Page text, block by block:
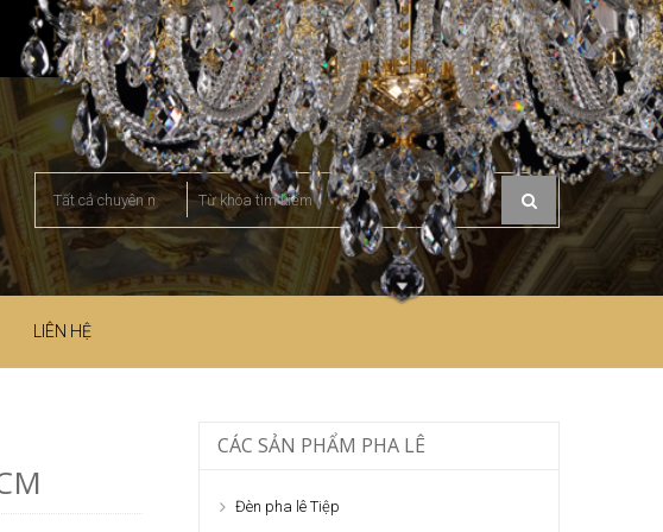
LIÊN HỆ
CÁC SẢN PHẨM PHA LÊ
Đèn pha lê Tiệp